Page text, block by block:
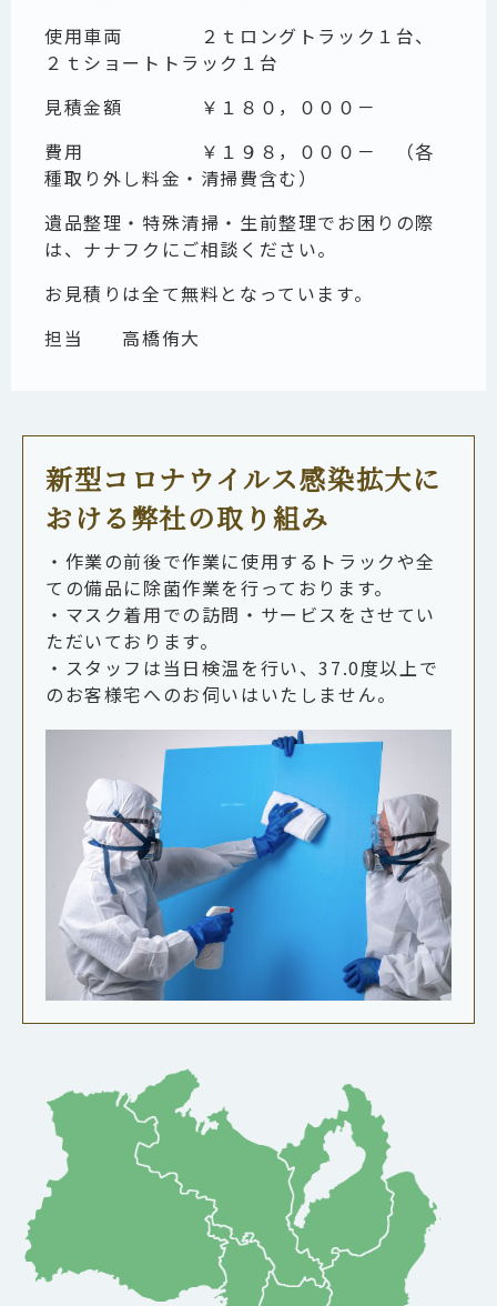
使用車両 ２ｔロングトラック１台、
２ｔショートトラック１台
見積金額 ￥１８０，０００－
費用 ￥１９８，０００－ （各
種取り外し料金・清掃費含む）
遺品整理・特殊清掃・生前整理でお困りの際
は、ナナフクにご相談ください。
お見積りは全て無料となっています。
担当
高橋侑大
新型コロナウイルス感染拡大に
おける弊社の取り組み
・作業の前後で作業に使用するトラックや全
ての備品に除菌作業を行っております。
・マスク着用での訪問・サービスをさせてい
ただいております。
・スタッフは当日検温を行い、37.0度以上で
のお客様宅へのお伺いはいたしません。